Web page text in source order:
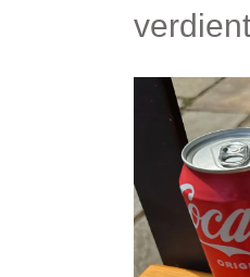
verdient